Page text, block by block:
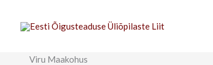
content
Viru Maakohus